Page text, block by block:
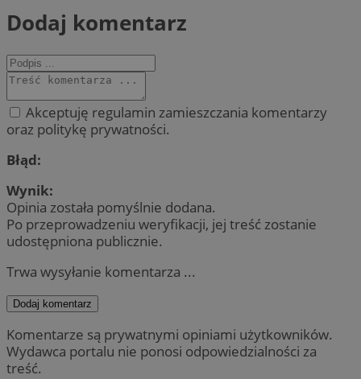
Dodaj komentarz
Akceptuję regulamin zamieszczania komentarzy
oraz politykę prywatności.
Błąd:
Wynik:
Opinia została pomyślnie dodana.
Po przeprowadzeniu weryfikacji, jej treść zostanie
udostępniona publicznie.
Trwa wysyłanie komentarza ...
Dodaj komentarz
Komentarze są prywatnymi opiniami użytkowników.
Wydawca portalu nie ponosi odpowiedzialności za
treść.